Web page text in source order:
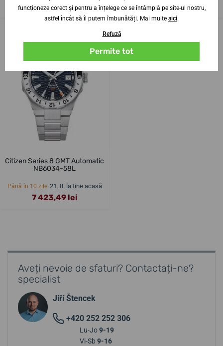
5 600,17 lei 7 184,72 lei
Citizen Series 8 GMT Automatic
NB6034-58L
Până în 10 zile 21. 8. la tine acasă
7 423,49 lei
Aveți nevoie de sfaturi? Contactați-ne?
specialist
Jiří Štencek
+420 252 252 306
Lu-Jo9-19
Vi-Sb 9-16
funcționeze corect și pentru a înțelege ce se întâmplă pe site-ul nostru,
astfel încât să îl putem îmbunătăți. Mai multe aici.
Refuză
Permite tot